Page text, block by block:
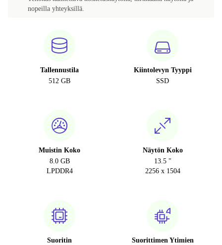
nopeilla yhteyksillä.
Tallennustila
512 GB
Kiintolevyn Tyyppi
SSD
Muistin Koko
8.0 GB
LPDDR4
Näytön Koko
13.5 "
2256 x 1504
Suoritin
Suorittimen Ytimien